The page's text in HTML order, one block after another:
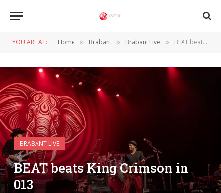
YOU ARE AT: Home » Brabant » Brabant Live » BEAT beats King Crimson in 013
BRABANT LIVE
BEAT beats King Crimson in
013